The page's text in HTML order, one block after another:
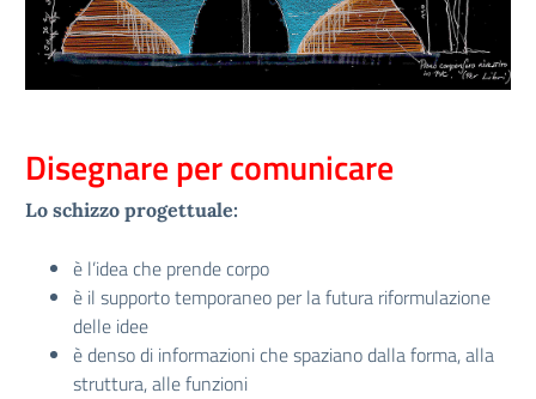
Disegnare per comunicare
Lo schizzo progettuale:
è l’idea che prende corpo
è il supporto temporaneo per la futura riformulazione
delle idee
è denso di informazioni che spaziano dalla forma, alla
struttura, alle funzioni